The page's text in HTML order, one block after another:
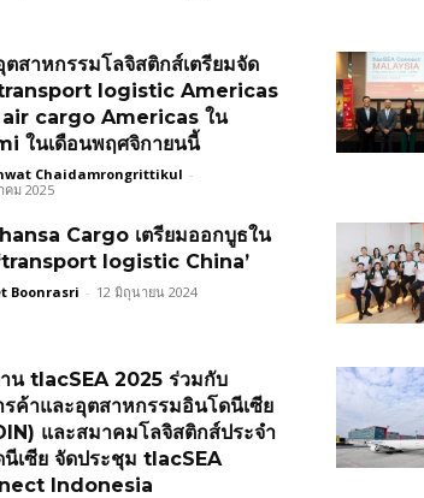
สาหกรรมโลจิสติกส์เตรียมจัด
logistic Americas
cargo Americas ใน
ในเดือนพฤศจิกายนนี้
Chaidamrongrittikul -
คม 2025
Cargo เตรียมออกบูธใน
logistic China’
Boonrasri - 12 มิถุนายน 2024
าน tlacSEA 2025 ร่วมกับ
รค้าและอุตสาหกรรมอินโดนีเซีย
และสมาคมโลจิสติกส์ประจำ
นีเซีย จัดประชุม tlacSEA
Indonesia